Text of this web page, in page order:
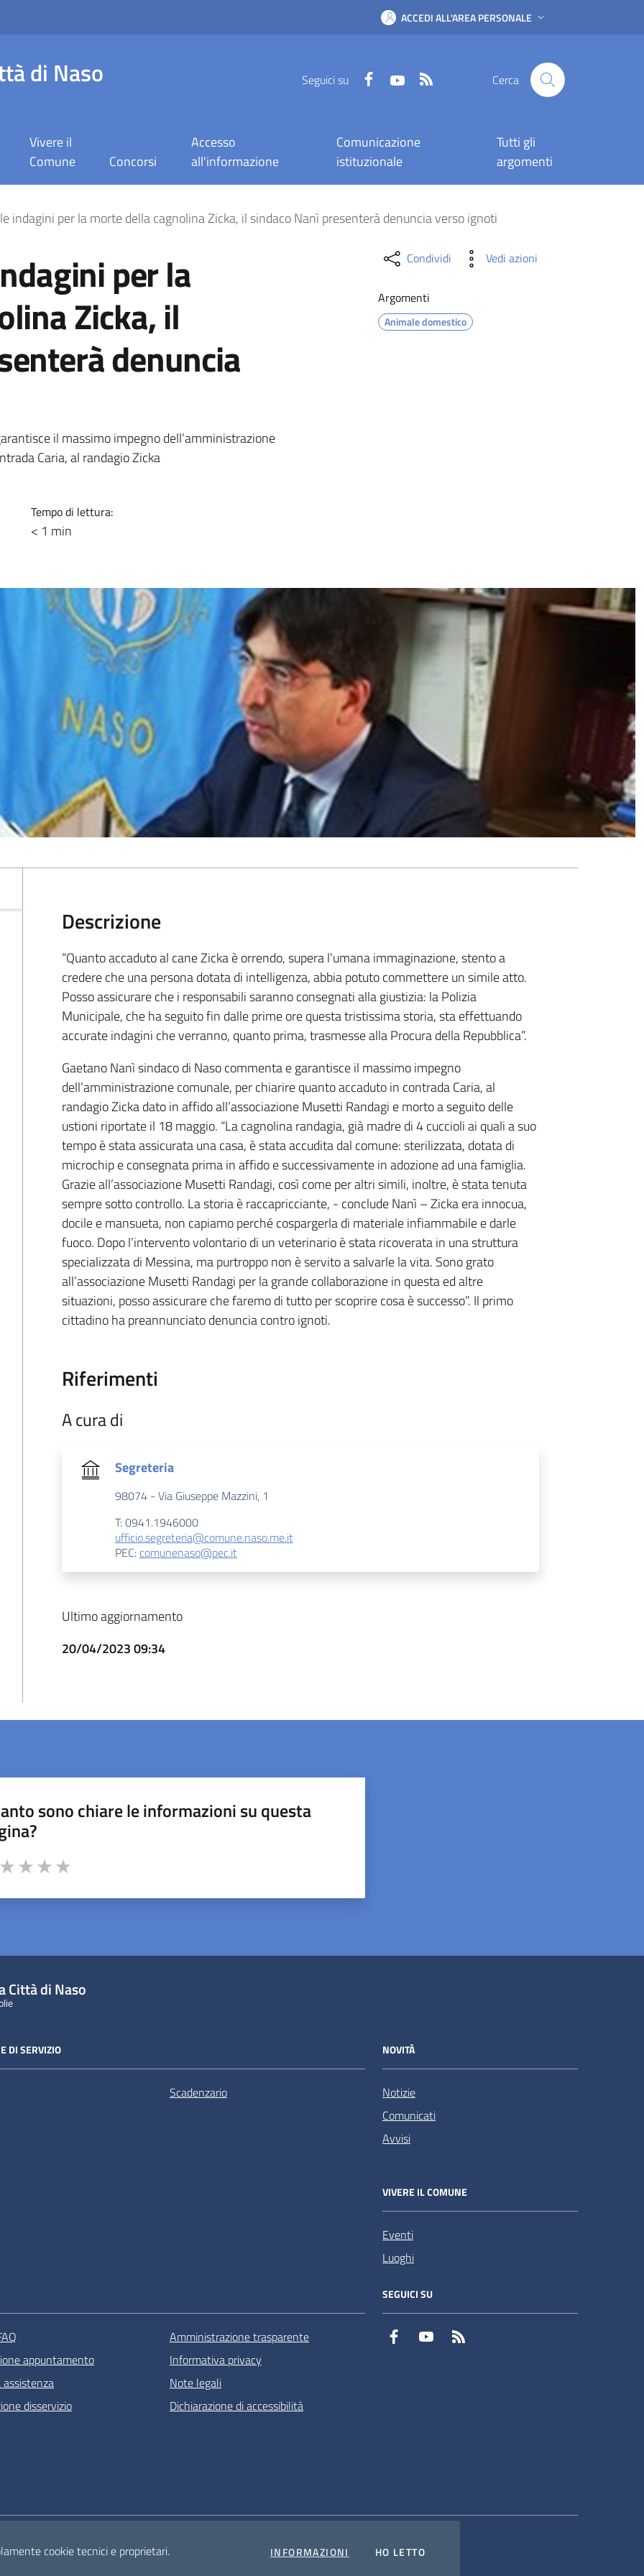
ACCEDI ALL'AREA PERSONALE
di Naso Seguici su FacebookYouTube Cerca
Vivere il
Comune
Concorsi
Accesso
all'informazione
Comunicazione
istituzionale
Tutti gli
argomenti
per la morte della cagnolina Zicka, il
indagini per la morte della cagnolina Zicka, il sindaco Nanì presenterà denuncia verso ignoti
per la
Zicka, il
denuncia
il massimo impegno dell’amministrazione
Caria, al randagio Zicka
Tempo di lettura:
< 1 min
Condividi Vedi azioni
Argomenti
Animale domestico
Descrizione
“Quanto accaduto al cane Zicka è orrendo, supera l’umana immaginazione, stento a
credere che una persona dotata di intelligenza, abbia potuto commettere un simile atto.
Posso assicurare che i responsabili saranno consegnati alla giustizia: la Polizia
Municipale, che ha seguito fin dalle prime ore questa tristissima storia, sta effettuando
accurate indagini che verranno, quanto prima, trasmesse alla Procura della Repubblica”.
Gaetano Nanì sindaco di Naso commenta e garantisce il massimo impegno
dell’amministrazione comunale, per chiarire quanto accaduto in contrada Caria, al
randagio Zicka dato in affido all’associazione Musetti Randagi e morto a seguito delle
ustioni riportate il 18 maggio. “La cagnolina randagia, già madre di 4 cuccioli ai quali a suo
tempo è stata assicurata una casa, è stata accudita dal comune: sterilizzata, dotata di
microchip e consegnata prima in affido e successivamente in adozione ad una famiglia.
Grazie all’associazione Musetti Randagi, così come per altri simili, inoltre, è stata tenuta
sempre sotto controllo. La storia è raccapricciante, - conclude Nanì – Zicka era innocua,
docile e mansueta, non capiamo perché cospargerla di materiale infiammabile e darle
fuoco. Dopo l’intervento volontario di un veterinario è stata ricoverata in una struttura
specializzata di Messina, ma purtroppo non è servito a salvarle la vita. Sono grato
all’associazione Musetti Randagi per la grande collaborazione in questa ed altre
situazioni, posso assicurare che faremo di tutto per scoprire cosa è successo”. Il primo
cittadino ha preannunciato denuncia contro ignoti.
Riferimenti
A cura di
Segreteria
98074 - Via Giuseppe Mazzini, 1
T: 0941.1946000
ufficio.segreteria@comune.naso.me.it
PEC: comunenaso@pec.it
Ultimo aggiornamento
20/04/2023 09:34
sono chiare le informazioni su questa
da 1 a 5 stelle la pagina
Città di Naso
DI SERVIZIO
Scadenzario
NOVITÀ
Notizie
Comunicati
Avvisi
VIVERE IL COMUNE
Eventi
Luoghi
appuntamento
assistenza
disservizio
Amministrazione trasparente
Informativa privacy
Note legali
Dichiarazione di accessibilità
SEGUICI SU
Facebook YouTube
cookie tecnici e proprietari. INFORMAZIONI COOKIESHO LETTOL'INFORMATIVA